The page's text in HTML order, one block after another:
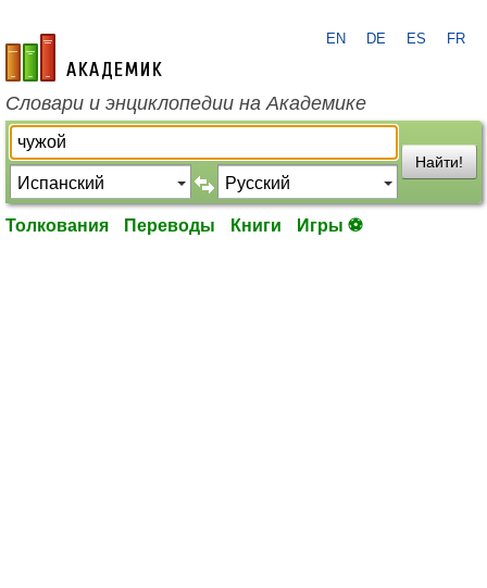
academic.ru
EN DE ES FR
Словари и энциклопедии на Академике
Найти!
Толкования Переводы Книги Игры ⚽